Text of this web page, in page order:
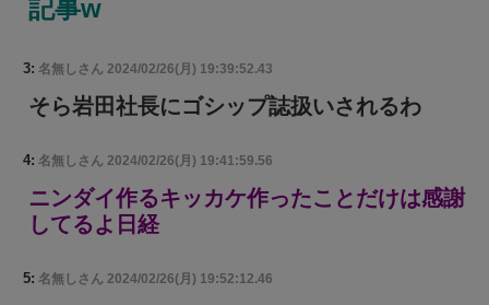
記事w
3: 名無しさん 2024/02/26(月) 19:39:52.43
そら岩田社長にゴシップ誌扱いされるわ
4: 名無しさん 2024/02/26(月) 19:41:59.56
ニンダイ作るキッカケ作ったことだけは感謝
してるよ日経
5: 名無しさん 2024/02/26(月) 19:52:12.46